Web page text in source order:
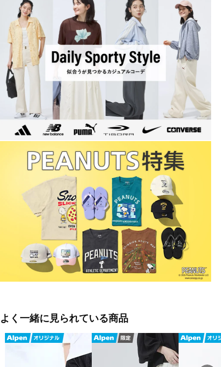
◇クルーネックとセットでさらに快適に！
■カラー：
ベージュ×サンド
オフホワイト×グレー
■素材：ポリエステル100％
■生産国：中国
■2024 Fall＆Winter モデル
■メーカー型番：TRPN-9C25224LP
よく一緒に見られている商品